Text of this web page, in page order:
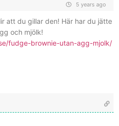
5 years ago
att du gillar den! Här har du jätte
och mjölk!
fudge-brownie-utan-agg-mjolk/